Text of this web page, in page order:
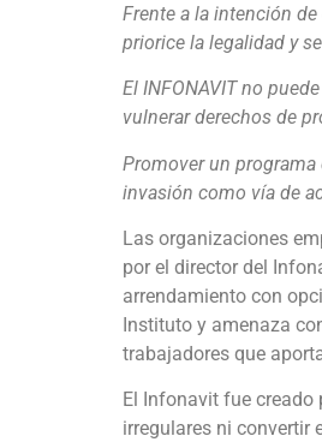
Frente a la intención
priorice la legalidad y
El INFONAVIT no
vulnerar derechos de
Promover un
invasión como vía de
Las organizaciones
por el director del
arrendamiento con
Instituto y amenaza
trabajadores que
El Infonavit fue
irregulares ni convertir